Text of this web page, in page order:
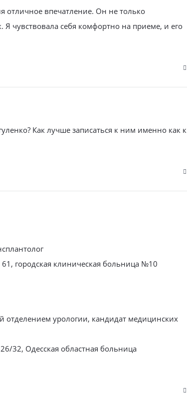
отличное впечатление. Он не только
чувствовала себя комфортно на приеме, и его
Как лучше записаться к ним именно как к
городская клиническая больница №10
отделением урологии, кандидат медицинских
32, Одесская областная больница